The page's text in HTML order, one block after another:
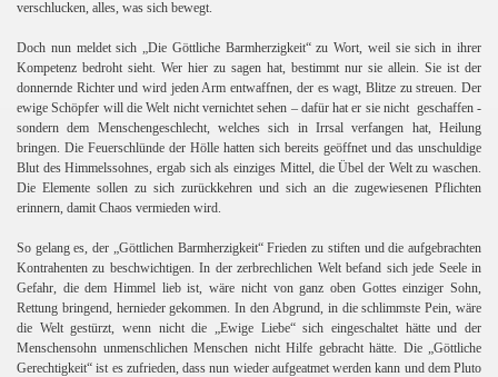
verschlucken, alles, was sich bewegt.
Doch nun meldet sich „Die Göttliche Barmherzigkeit“ zu Wort, weil sie sich in ihrer
Kompetenz bedroht sieht. Wer hier zu sagen hat, bestimmt nur sie allein. Sie ist der
donnernde Richter und wird jeden Arm entwaffnen, der es wagt, Blitze zu streuen. Der
ewige Schöpfer will die Welt nicht vernichtet sehen – dafür hat er sie nicht geschaffen -
sondern dem Menschengeschlecht, welches sich in Irrsal verfangen hat, Heilung
bringen. Die Feuerschlünde der Hölle hatten sich bereits geöffnet und das unschuldige
Blut des Himmelssohnes, ergab sich als einziges Mittel, die Übel der Welt zu waschen.
Die Elemente sollen zu sich zurückkehren und sich an die zugewiesenen Pflichten
erinnern, damit Chaos vermieden wird.
So gelang es, der „Göttlichen Barmherzigkeit“ Frieden zu stiften und die aufgebrachten
Kontrahenten zu beschwichtigen. In der zerbrechlichen Welt befand sich jede Seele in
Gefahr, die dem Himmel lieb ist, wäre nicht von ganz oben Gottes einziger Sohn,
Rettung bringend, hernieder gekommen. In den Abgrund, in die schlimmste Pein, wäre
die Welt gestürzt, wenn nicht die „Ewige Liebe“ sich eingeschaltet hätte und der
Menschensohn unmenschlichen Menschen nicht Hilfe gebracht hätte. Die „Göttliche
Gerechtigkeit“ ist es zufrieden, dass nun wieder aufgeatmet werden kann und dem Pluto